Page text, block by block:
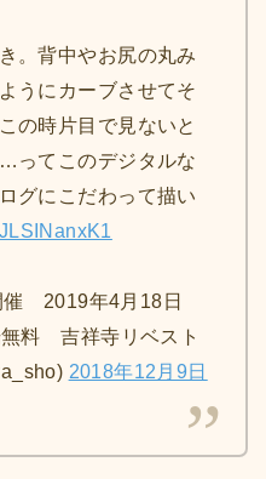
。背中やお尻の丸み
うにカーブさせてそ
の時片目で見ないと
ってこのデジタルな
グにこだわって描い
2019年4月18日
無料 吉祥寺リベスト
2018年12月9日